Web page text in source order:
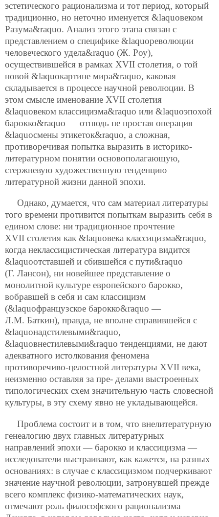
эстетического рационализма и тот период, который
традиционно, но неточно именуется &laquoвеком
Разума&raquo. Анализ этого этапа связан с
представлением о специфике &laquoреволюции
человеческого удела&raquo (Ж. Роу),
осуществившейся в рамках XVII столетия, о той
новой &laquoкартине мира&raquo, каковая
складывается в процессе научной революции. В
этом смысле именование XVII столетия
&laquoвеком классицизма&raquo или &laquoэпохой
барокко&raquo — отнюдь не простая операция
&laquoсмены этикеток&raquo, а сложная,
противоречивая попытка выразить в историко-
литературном понятии основополагающую,
стержневую художественную тенденцию
литературной жизни данной эпохи.
Однако, думается, что сам материал литературы
того времени противится попыткам выразить себя в
едином слове: ни традиционное прочтение
XVII столетия как &laquoвека классицизма&raquo,
когда неклассицистическая литература видится
&laquoотставшей и сбившейся с пути&raquo
(Г. Лансон), ни новейшее представление о
монолитной культуре европейского барокко,
вобравшей в себя и сам классицизм
(&laquoфранцузское барокко&raquo —
Л.М. Баткин), правда, не вполне справившейся с
&laquoнадстилевыми&raquo,
&laquoвнестилевыми&raquo тенденциями, не дают
адекватного истолкования феномена
противоречиво-целостной литературы XVII века,
неизменно оставляя за пре- делами выстроенных
типологических схем значительную часть словесной
культуры, в эту схему явно не укладывающейся.
Проблема состоит и в том, что внелитературную
генеалогию двух главных литературных
направлений эпохи — барокко и классицизма —
исследователи выстраивают, как кажется, на разных
основаниях: в случае с классицизмом подчеркивают
значение научной революции, затронувшей прежде
всего комплекс физико-математических наук,
отмечают роль философского рационализма